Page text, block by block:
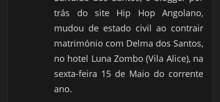
trás do site Hip Hop Angolano,
mudou de estado civil ao contrair
matrimónio com Delma dos Santos,
no hotel Luna Zombo (Vila Alice), na
sexta-feira 15 de Maio do corrente
ano.